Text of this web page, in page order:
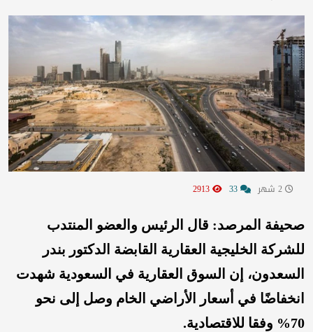
صحيفة المرصد: قال الرئيس والعضو المنتدب
للشركة الخليجية العقارية القابضة الدكتور بندر
السعدون، إن السوق العقارية في السعودية شهدت
انخفاضًا في أسعار الأراضي الخام وصل إلى نحو
70% وفقا للاقتصادية.